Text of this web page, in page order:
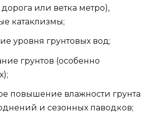
или ветка метро),
катаклизмы;
уровня грунтовых вод;
грунтов (особенно
повышение влажности грунта
и сезонных паводков;